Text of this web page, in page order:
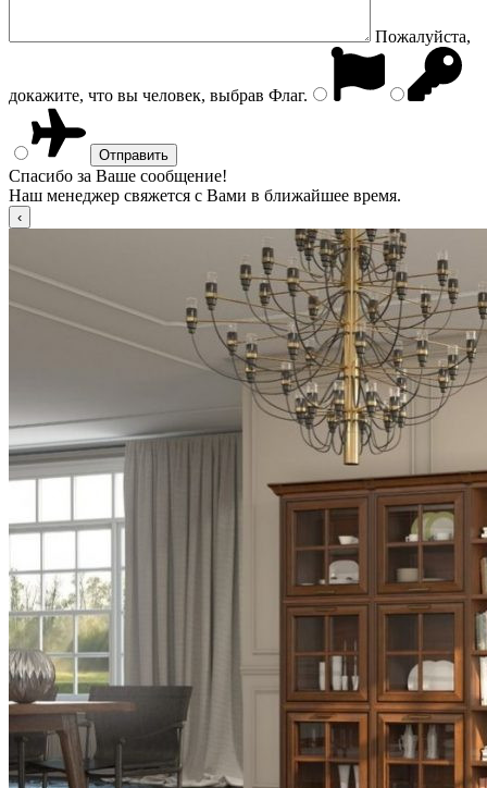
Пожалуйста,
докажите, что вы человек, выбрав Флаг.
Спасибо за Ваше сообщение!
Наш менеджер свяжется с Вами в ближайшее время.